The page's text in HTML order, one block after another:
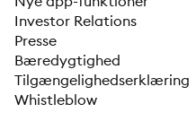
Investor Relations
Presse
Bæredygtighed
Tilgængelighedserklæring
Whistleblow